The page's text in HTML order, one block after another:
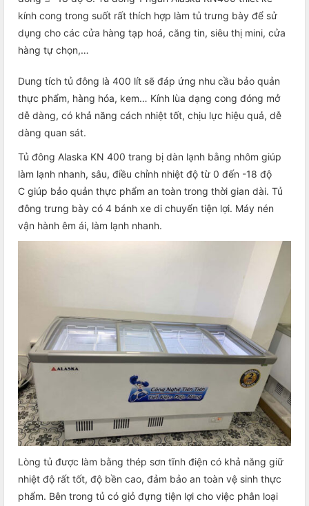
kính cong trong suốt rất thích hợp làm tủ trưng bày để sử
dụng cho các cửa hàng tạp hoá, căng tin, siêu thị mini, cửa
hàng tự chọn,…
Dung tích tủ đông là 400 lít sẽ đáp ứng nhu cầu bảo quản
thực phẩm, hàng hóa, kem… Kính lùa dạng cong đóng mở
dễ dàng, có khả năng cách nhiệt tốt, chịu lực hiệu quả, dễ
dàng quan sát.
Tủ đông Alaska KN 400 trang bị dàn lạnh bằng nhôm giúp
làm lạnh nhanh, sâu, điều chỉnh nhiệt độ từ 0 đến -18 độ
C giúp bảo quản thực phẩm an toàn trong thời gian dài. Tủ
đông trưng bày có 4 bánh xe di chuyển tiện lợi. Máy nén
vận hành êm ái, làm lạnh nhanh.
Lòng tủ được làm bằng thép sơn tĩnh điện có khả năng giữ
nhiệt độ rất tốt, độ bền cao, đảm bảo an toàn vệ sinh thực
phẩm. Bên trong tủ có giỏ đựng tiện lợi cho việc phân loại